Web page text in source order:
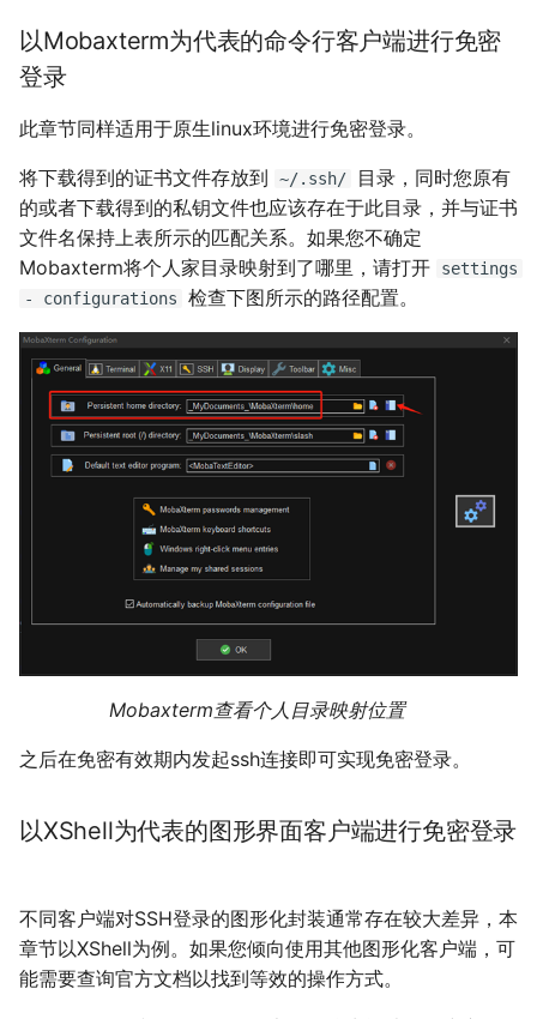
以Mobaxterm为代表的命令行客户端进行免密
登录
此章节同样适用于原生linux环境进行免密登录。
将下载得到的证书文件存放到 ~/.ssh/
目录，同时您原有
的或者下载得到的私钥文件也应该存在于此目录，并与证书
文件名保持上表所示的匹配关系。如果您不确定
Mobaxterm将个人家目录映射到了哪里，请打开
settings
-
configurations 检查下图所示的路径配置。
Mobaxterm查看个人目录映射位置
之后在免密有效期内发起ssh连接即可实现免密登录。
以XShell为代表的图形界面客户端进行免密登录
不同客户端对SSH登录的图形化封装通常存在较大差异，本
章节以XShell为例。如果您倾向使用其他图形化客户端，可
能需要查询官方文档以找到等效的操作方式。